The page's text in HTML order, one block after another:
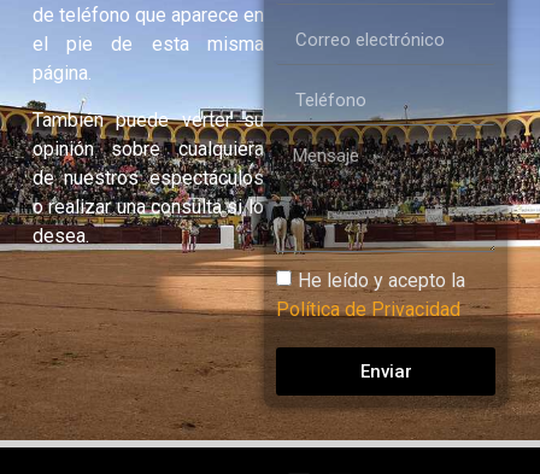
de teléfono que aparece en
el pie de esta misma
página.
También puede verter su
opinión sobre cualquiera
de nuestros espectáculos
o realizar una consulta si lo
desea.
He leído y acepto la
Política de Privacidad
Enviar